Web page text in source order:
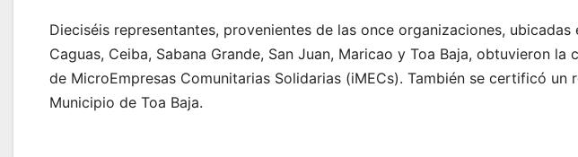
Dieciséis representantes, provenientes de las once organizaciones, ubicadas
Caguas, Ceiba, Sabana Grande, San Juan, Maricao y Toa Baja, obtuvieron
de MicroEmpresas Comunitarias Solidarias (iMECs). También se certificó un
Municipio de Toa Baja.